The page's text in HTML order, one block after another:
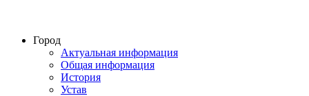
Город
Актуальная информация
Общая информация
История
Устав